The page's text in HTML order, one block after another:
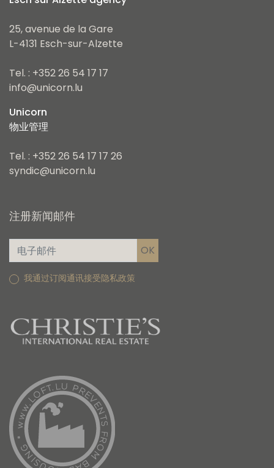
25, avenue de la Gare
L-4131 Esch-sur-Alzette
Tel. : +352 26 54 17 17
info@unicorn.lu
Unicorn
物业管理
Tel. : +352 26 54 17 17 26
syndic@unicorn.lu
注册新闻邮件
我通过订阅通讯接受隐私政策